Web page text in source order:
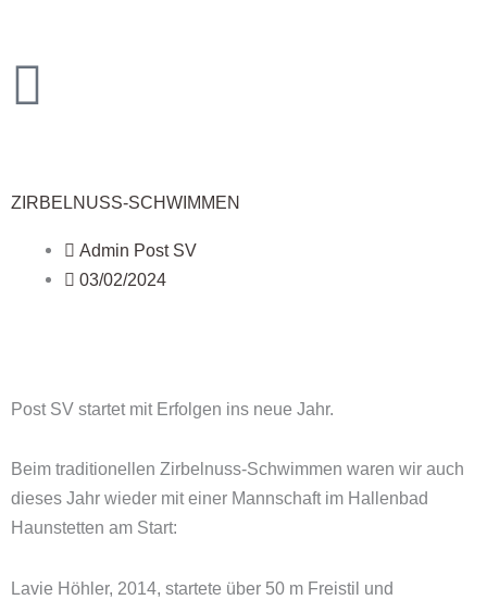
springen
ZIRBELNUSS-SCHWIMMEN
Admin Post SV
03/02/2024
Post SV startet mit Erfolgen ins neue Jahr.
Beim traditionellen Zirbelnuss-Schwimmen waren wir auch
dieses Jahr wieder mit einer Mannschaft im Hallenbad
Haunstetten am Start:
Lavie Höhler, 2014, startete über 50 m Freistil und